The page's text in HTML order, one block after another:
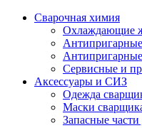
Сварочная химия
Охлаждающие
Сервисные и
Аксессуары и СИЗ
Одежда
Маски
Запасные